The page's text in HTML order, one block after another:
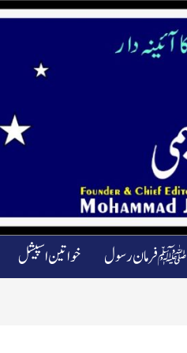
خواتین اسپیشل ﷺ فرمان رسول